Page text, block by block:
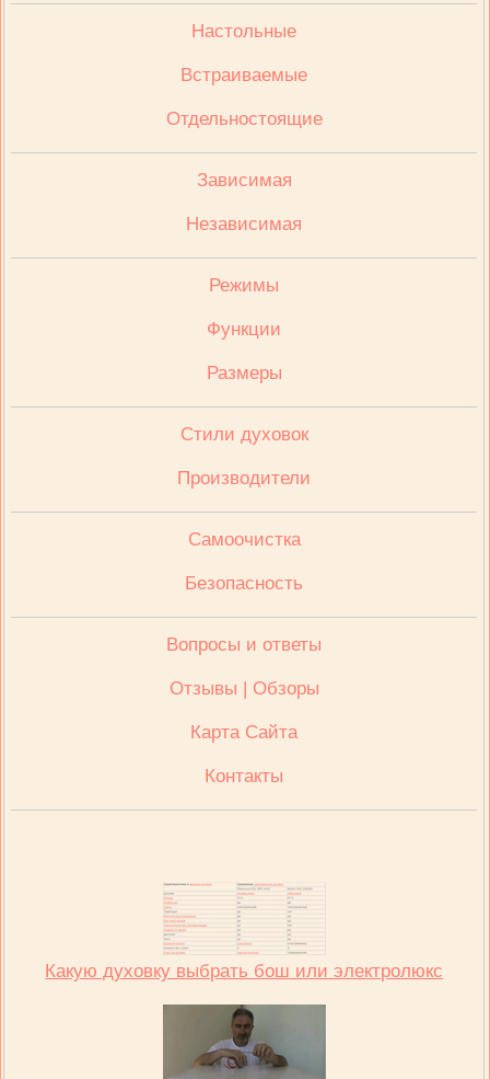
Настольные
Встраиваемые
Отдельностоящие
Зависимая
Независимая
Режимы
Функции
Размеры
Стили духовок
Производители
Cамоочистка
Безопасность
Вопросы и ответы
Отзывы | Обзоры
Карта Сайта
Контакты
Какую духовку выбрать бош или электролюкс